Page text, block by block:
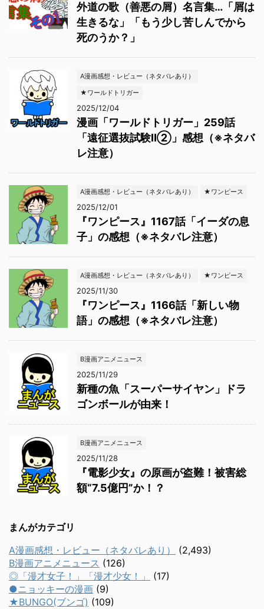
外道の歌（善悪の屑）名言集…「屑は
生きるな」「もう少し苦しんでから
死のうか？」
A漫画感想・レビュー（ネタバレあり）
★ワールドトリガー
2025/12/04
漫画「ワールドトリガー」259話
「遠征選抜試験Ⅱ②」感想（※ネタバ
レ注意）
A漫画感想・レビュー（ネタバレあり） ★ワンピース
2025/12/01
『ワンピース』1167話「イーダの息
子」の感想（※ネタバレ注意）
A漫画感想・レビュー（ネタバレあり） ★ワンピース
2025/11/30
『ワンピース』1166話「新しい物
語」の感想（※ネタバレ注意）
B漫画アニメニュース
2025/11/29
新種の魚「スーパーサイヤン」ドラ
ゴンボールが由来！
B漫画アニメニュース
2025/11/28
『電影少女』の原画が盗難！被害総
額“7.5億円”か！？
まんがカテゴリ
A漫画感想・レビュー（ネタバレあり）
(2,493)
B漫画アニメニュース (126)
◎「漫才女子！」「漫才少女！」
(17)
●ニョッキーの漫画 (9)
★BUNGO(ブンゴ) (109)